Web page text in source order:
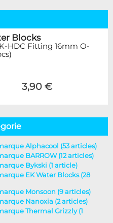
Blocks
HDC Fitting 16mm O-
3,90 €
Alphacool (53 articles)
BARROW (12 articles)
Bykski (1 article)
EK Water Blocks (28
Monsoon (9 articles)
Nanoxia (2 articles)
Thermal Grizzly (1